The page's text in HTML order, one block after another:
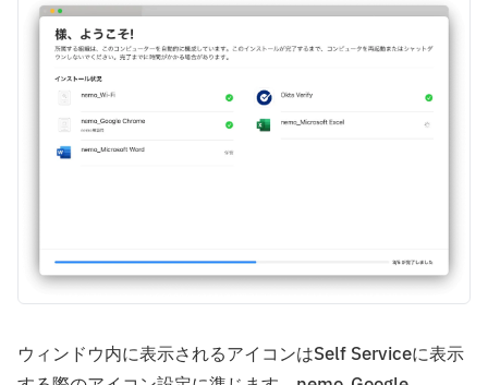
ウィンドウ内に表示されるアイコンはSelf Serviceに表示